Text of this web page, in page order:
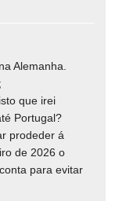
Alemanha.
que irei
Portugal?
prodeder á
de 2026 o
para evitar